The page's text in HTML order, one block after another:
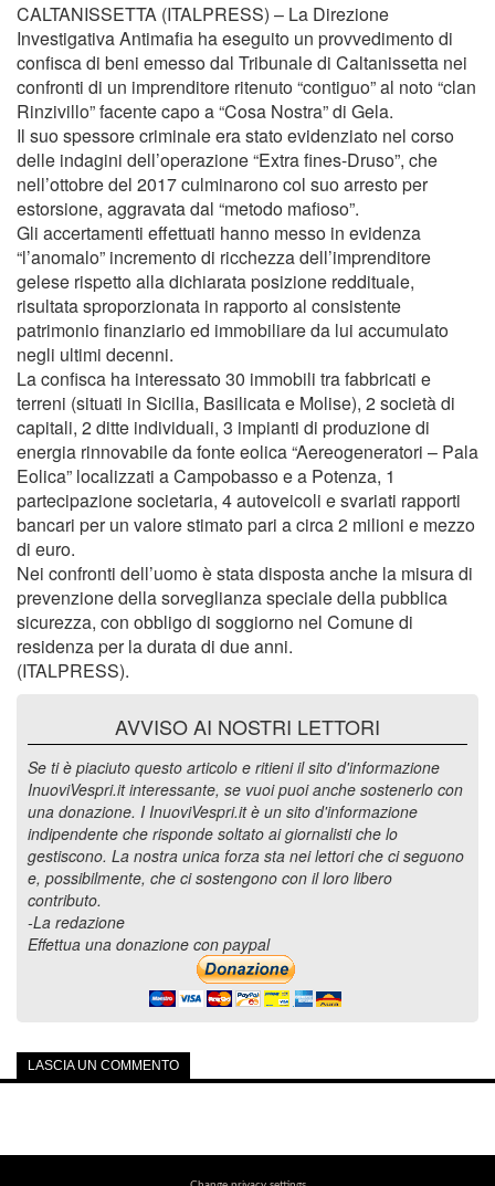
CALTANISSETTA (ITALPRESS) – La Direzione
Investigativa Antimafia ha eseguito un provvedimento di
confisca di beni emesso dal Tribunale di Caltanissetta nei
confronti di un imprenditore ritenuto “contiguo” al noto “clan
Rinzivillo” facente capo a “Cosa Nostra” di Gela.
Il suo spessore criminale era stato evidenziato nel corso
delle indagini dell’operazione “Extra fines-Druso”, che
nell’ottobre del 2017 culminarono col suo arresto per
estorsione, aggravata dal “metodo mafioso”.
Gli accertamenti effettuati hanno messo in evidenza
“l’anomalo” incremento di ricchezza dell’imprenditore
gelese rispetto alla dichiarata posizione reddituale,
risultata sproporzionata in rapporto al consistente
patrimonio finanziario ed immobiliare da lui accumulato
negli ultimi decenni.
La confisca ha interessato 30 immobili tra fabbricati e
terreni (situati in Sicilia, Basilicata e Molise), 2 società di
capitali, 2 ditte individuali, 3 impianti di produzione di
energia rinnovabile da fonte eolica “Aereogeneratori – Pala
Eolica” localizzati a Campobasso e a Potenza, 1
partecipazione societaria, 4 autoveicoli e svariati rapporti
bancari per un valore stimato pari a circa 2 milioni e mezzo
di euro.
Nei confronti dell’uomo è stata disposta anche la misura di
prevenzione della sorveglianza speciale della pubblica
sicurezza, con obbligo di soggiorno nel Comune di
residenza per la durata di due anni.
(ITALPRESS).
AVVISO AI NOSTRI LETTORI
Se ti è piaciuto questo articolo e ritieni il sito d'informazione
InuoviVespri.it interessante, se vuoi puoi anche sostenerlo con
una donazione. I InuoviVespri.it è un sito d'informazione
indipendente che risponde soltato ai giornalisti che lo
gestiscono. La nostra unica forza sta nei lettori che ci seguono
e, possibilmente, che ci sostengono con il loro libero
contributo.
-La redazione
Effettua una donazione con paypal
LASCIA UN COMMENTO